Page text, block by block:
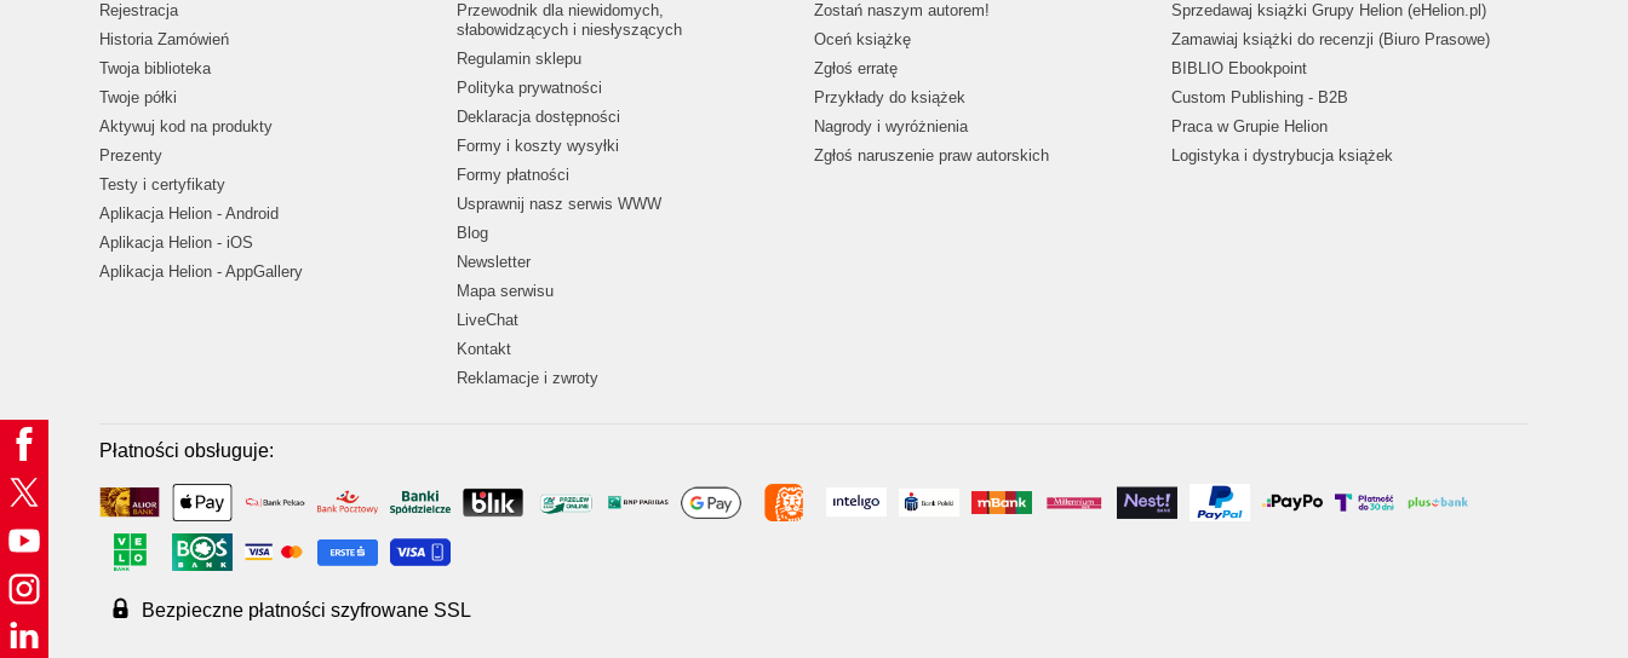
Rejestracja
Historia Zamówień
Twoja biblioteka
Twoje półki
Aktywuj kod na produkty
Prezenty
Testy i certyfikaty
Aplikacja Helion - Android
Aplikacja Helion - iOS
Aplikacja Helion - AppGallery
Przewodnik dla niewidomych,
słabowidzących i niesłyszących
Regulamin sklepu
Polityka prywatności
Deklaracja dostępności
Formy i koszty wysyłki
Formy płatności
Usprawnij nasz serwis WWW
Blog
Newsletter
Mapa serwisu
LiveChat
Kontakt
Reklamacje i zwroty
Zostań naszym autorem!
Oceń książkę
Zgłoś erratę
Przykłady do książek
Nagrody i wyróżnienia
Zgłoś naruszenie praw autorskich
Sprzedawaj książki Grupy Helion (eHelion.pl)
Zamawiaj książki do recenzji (Biuro Prasowe)
BIBLIO Ebookpoint
Custom Publishing - B2B
Praca w Grupie Helion
Logistyka i dystrybucja książek
Płatności obsługuje:
Bezpieczne płatności szyfrowane SSL